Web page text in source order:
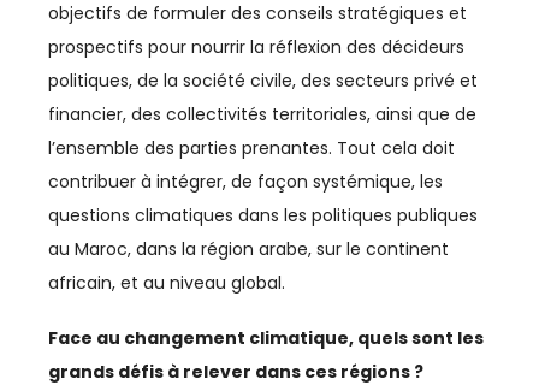
DÉVELOPPEMENT HUMAIN
DIGITAL
DISTRIBUTION
ECONOMIE
ECONOMIE BLEUE
ECONOMIE CIRCULAIRE
objectifs de formuler des conseils stratégiques et
prospectifs pour nourrir la réflexion des décideurs
politiques, de la société civile, des secteurs privé et
financier, des collectivités territoriales, ainsi que de
l’ensemble des parties prenantes. Tout cela doit
contribuer à intégrer, de façon systémique, les
questions climatiques dans les politiques publiques
au Maroc, dans la région arabe, sur le continent
africain, et au niveau global.
Face au changement climatique, quels sont les
grands défis à relever dans ces régions ?